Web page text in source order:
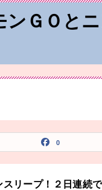
ンＧＯと
0
スリープ！２日連続